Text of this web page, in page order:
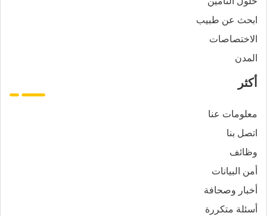
ابحث عن طبيب
الاختصاصات
المدن
أكثر
معلومات عنا
اتصل بنا
وظائف
أمن البيانات
أخبار وصحافة
أسئلة متكررة